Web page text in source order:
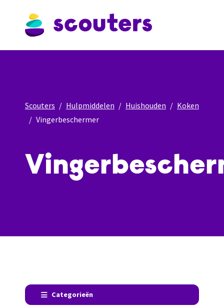
Scouters Hulpmiddelen Huishouden
Koken
Vingerbeschermer
Categorieën